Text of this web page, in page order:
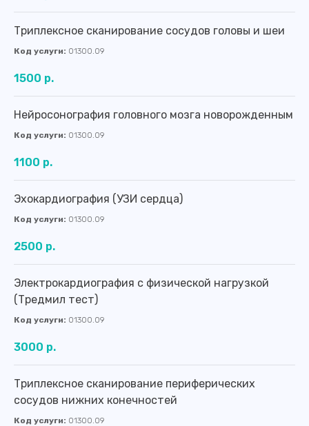
Триплексное сканирование сосудов головы и шеи
Код услуги: 01300.09
1500 р.
Нейросонография головного мозга новорожденным
Код услуги: 01300.09
1100 р.
Эхокардиография (УЗИ сердца)
Код услуги: 01300.09
2500 р.
Электрокардиография с физической нагрузкой
(Тредмил тест)
Код услуги: 01300.09
3000 р.
Триплексное сканирование периферических
сосудов нижних конечностей
Код услуги: 01300.09
Записаться или получить
подробную информацию
Оставить заявку